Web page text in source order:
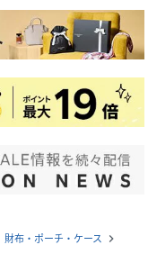
財布・ポーチ・ケース navigate_next